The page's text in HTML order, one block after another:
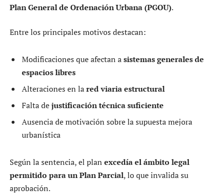
Plan General de Ordenación Urbana (PGOU).
Entre los principales motivos destacan:
Modificaciones que afectan asistemas generales de
espacios libres
Alteraciones en lared viaria estructural
Falta dejustificación técnica suficiente
Ausencia de motivación sobre la supuesta mejora
urbanística
Según la sentencia, el plan excedía el ámbito legal
permitido para un Plan Parcial, lo que invalida su
aprobación.